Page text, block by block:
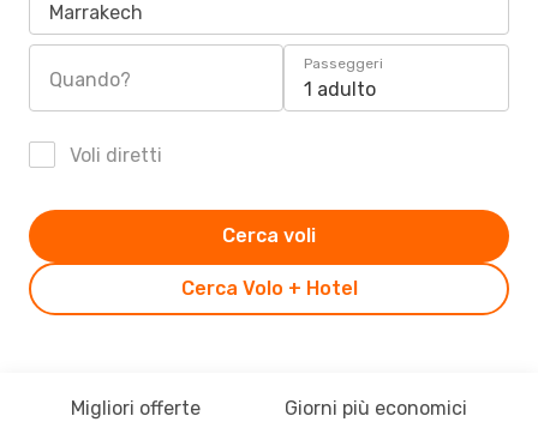
Marrakech
Quando?
Passeggeri
1 adulto
Voli diretti
Cerca Volo + Hotel
Cerca voli
Migliori offerte Giorni più economici